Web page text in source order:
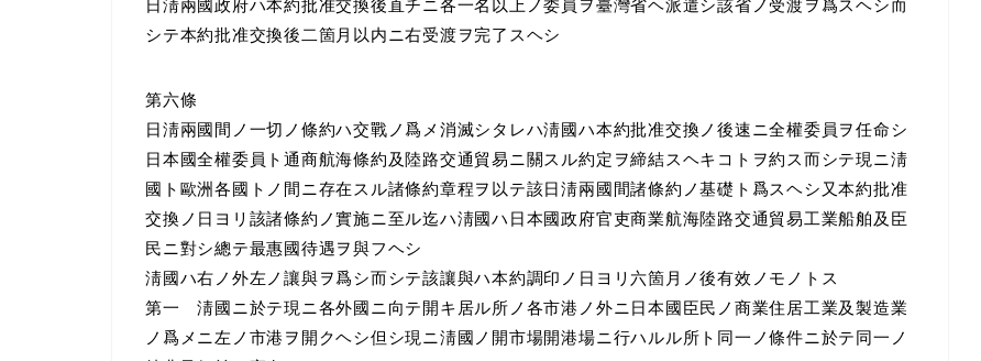
日淸兩國政府ハ本約批准交換後直チニ各一名以上ノ委員ヲ臺灣省ヘ派遣シ該省ノ受渡ヲ爲スヘシ而
シテ本約批准交換後二箇月以内ニ右受渡ヲ完了スヘシ
第六條
日淸兩國間ノ一切ノ條約ハ交戰ノ爲メ消滅シタレハ淸國ハ本約批准交換ノ後速ニ全權委員ヲ任命シ
日本國全權委員ト通商航海條約及陸路交通貿易ニ關スル約定ヲ締結スヘキコトヲ約ス而シテ現ニ淸
國ト歐洲各國トノ間ニ存在スル諸條約章程ヲ以テ該日淸兩國間諸條約ノ基礎ト爲スヘシ又本約批准
交換ノ日ヨリ該諸條約ノ實施ニ至ル迄ハ淸國ハ日本國政府官吏商業航海陸路交通貿易工業船舶及臣
民ニ對シ總テ最惠國待遇ヲ與フヘシ
淸國ハ右ノ外左ノ讓與ヲ爲シ而シテ該讓與ハ本約調印ノ日ヨリ六箇月ノ後有效ノモノトス
第一 淸國ニ於テ現ニ各外國ニ向テ開キ居ル所ノ各市港ノ外ニ日本國臣民ノ商業住居工業及製造業
ノ爲メニ左ノ市港ヲ開クヘシ但シ現ニ淸國ノ開市場開港場ニ行ハルル所ト同一ノ條件ニ於テ同一ノ